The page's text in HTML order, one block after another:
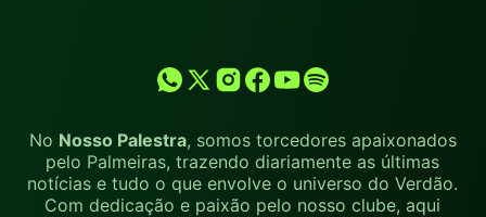
No Nosso Palestra, somos torcedores apaixonados
pelo Palmeiras, trazendo diariamente as últimas
notícias e tudo o que envolve o universo do Verdão.
Com dedicação e paixão pelo nosso clube, aqui